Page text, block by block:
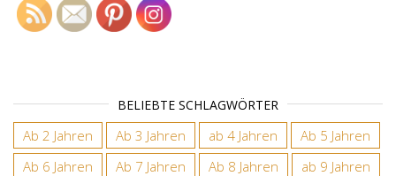
BELIEBTE SCHLAGWÖRTER
Ab 2 Jahren Ab 3 Jahren ab 4 Jahren
Ab 5 Jahren
Ab 6 Jahren
Ab 7 Jahren Ab 8 Jahren
ab 9 Jahren